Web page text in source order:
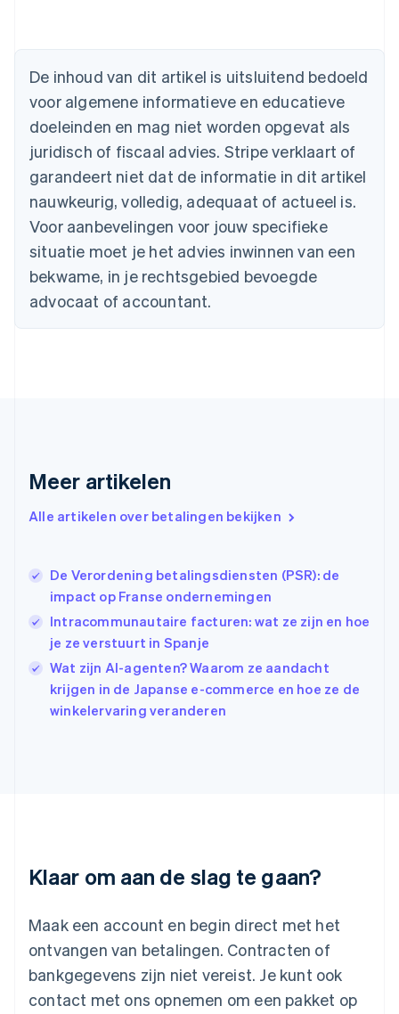
De inhoud van dit artikel is uitsluitend bedoeld
voor algemene informatieve en educatieve
doeleinden en mag niet worden opgevat als
juridisch of fiscaal advies. Stripe verklaart of
garandeert niet dat de informatie in dit artikel
nauwkeurig, volledig, adequaat of actueel is.
Voor aanbevelingen voor jouw specifieke
situatie moet je het advies inwinnen van een
bekwame, in je rechtsgebied bevoegde
advocaat of accountant.
Meer artikelen
Alle artikelen over betalingen bekijken
De Verordening betalingsdiensten (PSR): de
impact op Franse ondernemingen
Intracommunautaire facturen: wat ze zijn en hoe
je ze verstuurt in Spanje
Wat zijn AI-agenten? Waarom ze aandacht
krijgen in de Japanse e-commerce en hoe ze de
winkelervaring veranderen
Klaar om aan de slag te gaan?
Maak een account en begin direct met het
ontvangen van betalingen. Contracten of
bankgegevens zijn niet vereist. Je kunt ook
contact met ons opnemen om een pakket op
English
Nederlands FrançaisDeutschEnglish
Brazilië
Português
Bulgarije
English
Canada
Cyprus
English
Denemarken
English
Duitsland
DeutschEnglish
English
English
English
Ierland
India
English
Italië
Italiano English
日本語English
Kroatië
FrançaisDeutschEnglish
English
Malta
English
Mexico
Nederland